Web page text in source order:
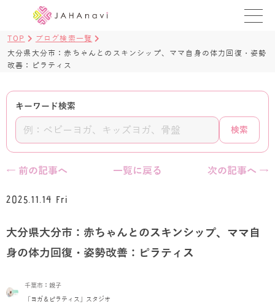
ヨガ資格講座 ›
ログイン
TOP
ブログ検索一覧
大分県大分市：赤ちゃんとのスキンシップ、ママ自身の体力回復・姿勢
改善：ピラティス
キーワード検索
検索
← 前の記事へ 一覧に戻る 次の記事へ →
2025.11.14 Fri
大分県大分市：赤ちゃんとのスキンシップ、ママ自
身の体力回復・姿勢改善：ピラティス
千葉市：親子
「ヨガ＆ピラティス」スタジオ